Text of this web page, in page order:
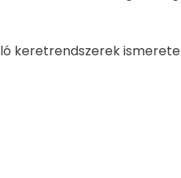
keretrendszerek ismerete